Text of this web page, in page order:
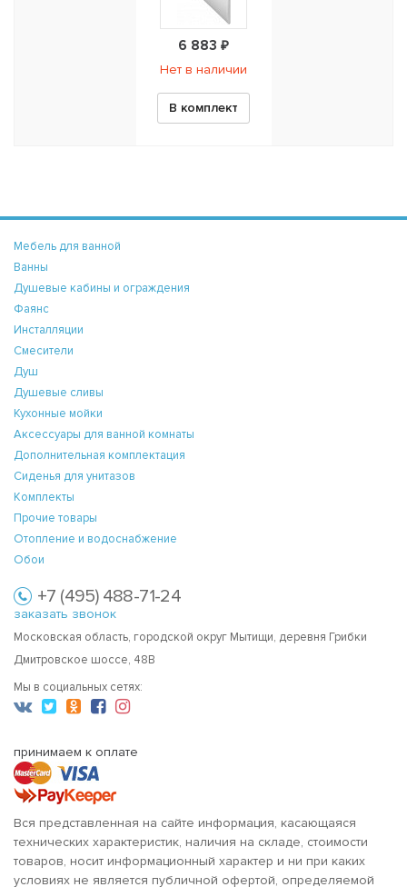
6 883 ₽
Нет в наличии
В комплект
Мебель для ванной
Ванны
Душевые кабины и ограждения
Фаянс
Инсталляции
Смесители
Душ
Душевые сливы
Кухонные мойки
Аксессуары для ванной комнаты
Дополнительная комплектация
Сиденья для унитазов
Комплекты
Прочие товары
Отопление и водоснабжение
Обои
+7 (495) 488-71-24
заказать звонок
Московская область, городской округ Мытищи, деревня Грибки
Дмитровское шоссе, 48В
Мы в социальных сетях:
принимаем к оплате
Вся представленная на сайте информация, касающаяся
технических характеристик, наличия на складе, стоимости
товаров, носит информационный характер и ни при каких
условиях не является публичной офертой, определяемой